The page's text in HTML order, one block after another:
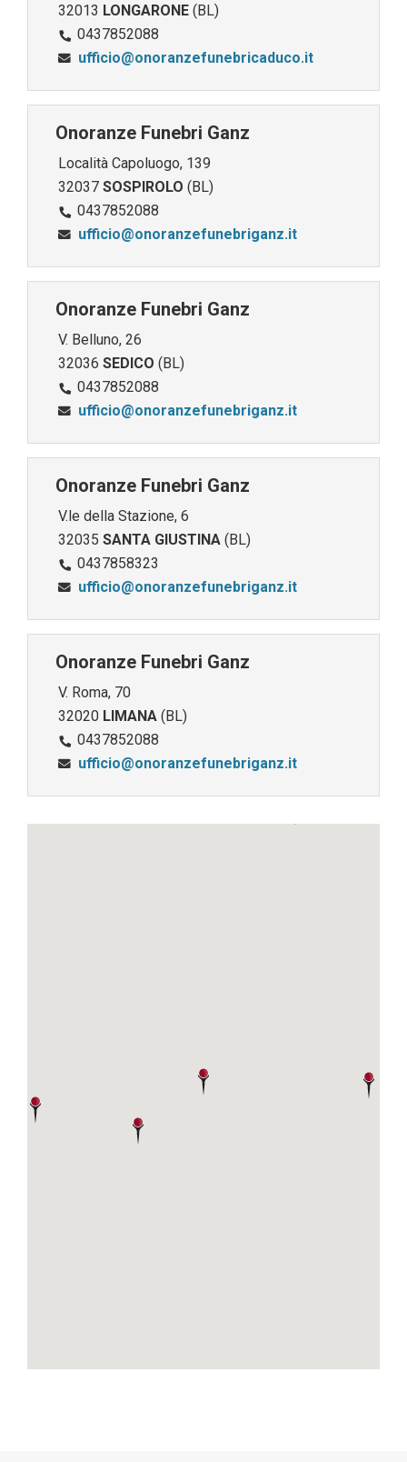
32013 LONGARONE (BL)
0437852088
ufficio@onoranzefunebricaduco.it
Onoranze Funebri Ganz
Località Capoluogo, 139
32037 SOSPIROLO (BL)
0437852088
ufficio@onoranzefunebriganz.it
Onoranze Funebri Ganz
V. Belluno, 26
32036 SEDICO (BL)
0437852088
ufficio@onoranzefunebriganz.it
Onoranze Funebri Ganz
V.le della Stazione, 6
32035 SANTA GIUSTINA (BL)
0437858323
ufficio@onoranzefunebriganz.it
Onoranze Funebri Ganz
V. Roma, 70
32020 LIMANA (BL)
0437852088
ufficio@onoranzefunebriganz.it